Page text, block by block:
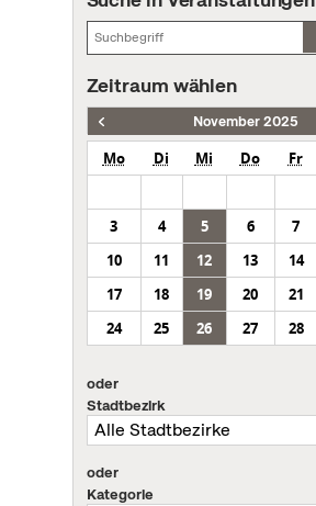
Zeitraum wählen
November 2025
Mo Di Mi Do Fr
3
4 5 6 7
10
11 12 13 14
17
18 19 20 21
24
25 26 27 28
oder
Stadtbezirk
oder
Kategorie